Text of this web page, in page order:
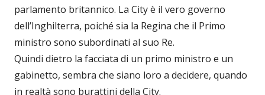
parlamento britannico. La City è il vero governo
dell’Inghilterra, poiché sia la Regina che il Primo
ministro sono subordinati al suo Re.
Quindi dietro la facciata di un primo ministro e un
gabinetto, sembra che siano loro a decidere, quando
in realtà sono burattini della City.